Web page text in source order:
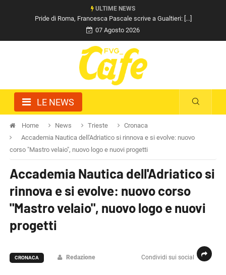
ULTIME NEWS
Pride di Roma, Francesca Pascale scrive a Gualtieri: [...]
07 Agosto 2026
LE NEWS
Home News Trieste
Cronaca
Accademia Nautica dell'Adriatico si rinnova e si evolve: nuovo
corso "Mastro velaio", nuovo logo e nuovi progetti
Accademia Nautica dell'Adriatico si
rinnova e si evolve: nuovo corso
"Mastro velaio", nuovo logo e nuovi
progetti
Condividi sui social
CRONACA Redazione